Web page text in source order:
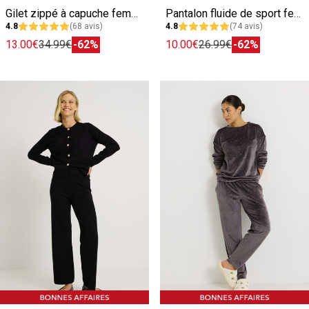
Gilet zippé à capuche femme
4.8 (68 avis)
13.00€34.99€-62%
Pantalon fluide de sport femme
4.8 (74 avis)
10.00€26.99€-62%